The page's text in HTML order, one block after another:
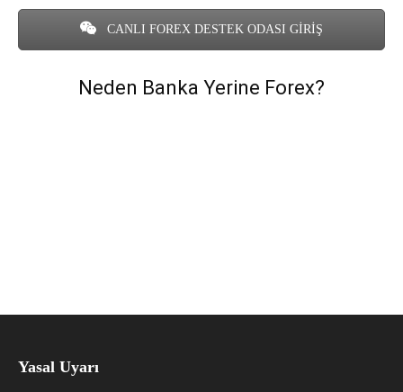
CANLI FOREX DESTEK ODASI GİRİŞ
Neden Banka Yerine Forex?
Yasal Uyarı